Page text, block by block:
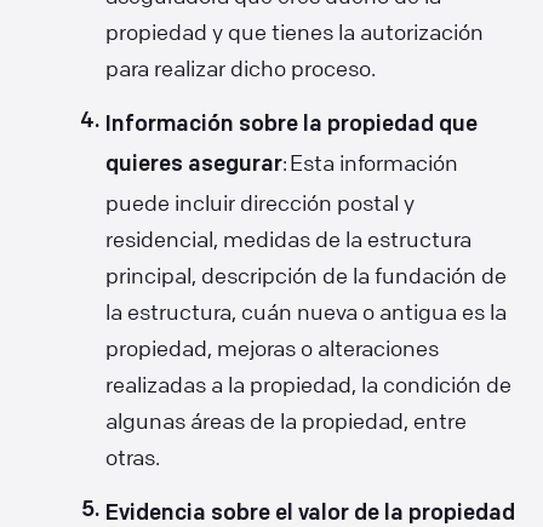
propiedad y que tienes la autorización
para realizar dicho proceso.
Información sobre la propiedad que
quieres asegurar: Esta información
puede incluir dirección postal y
residencial, medidas de la estructura
principal, descripción de la fundación de
la estructura, cuán nueva o antigua es la
propiedad, mejoras o alteraciones
realizadas a la propiedad, la condición de
algunas áreas de la propiedad, entre
otras.
Evidencia sobre el valor de la propiedad